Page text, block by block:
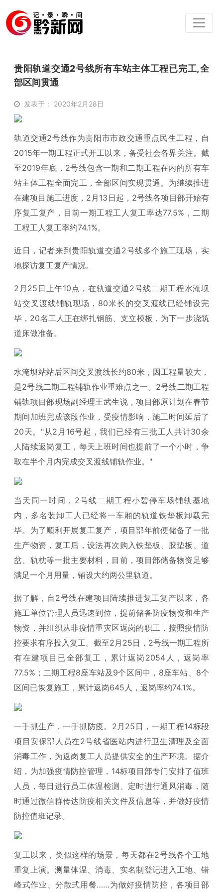
贵阳轨道交通2号线所有车站主体工程已完工,全
部区间贯通
发表于： 2020年2月28日
轨道交通2号线作为贵阳市市政交通重点民生工程，自
2015年一期工程正式开工以来，备受社会各界关注。截
至2019年底，2号线包含一期和二期工程在内的所有车
站主体工程全面完工，全部区间实现贯通。为继续推进
在建项目施工进度，2月13日起，2号线各项目部开始有
序复工复产，目前一期工程工人复工率达77.5%，二期
工程工人复工率约74.1%。
近日，记者来到贵阳轨道交通2号线多个施工现场，实
地探访复工复产情况。
2月25日上午10点，在轨道交通2号线二期工程水淹坝
站交叉渡线铺轨现场，80米长的交叉渡线已经铺设完
毕，20名工人正在绑扎钢筋、支立模板，为下一步浇筑
道床做准备。
水淹坝站站后区间交叉渡线长约80米，因工程量较大，
是2号线二期工程铺轨作业重难点之一。2号线二期工程
铺轨项目部现场副经理王武生说，项目部原计划在春节
期间加班完成该段作业，受疫情影响，施工时间延后了
20天。"从2月16号起，我们已经有三批工人共计30余
人陆续返岗复工，每天上班时间也提前了一个小时，争
取在半个月内完成交叉渡线铺轨作业。"
当天同一时间，2号线二期工程小碧停车场铺轨基地
内，多名装卸工人已经将一车厢的轨道铁垫板卸载完
毕。为了顺利开展复工复产，项目部年前便储备了一批
生产物资，复工后，设法再次购入铁垫板、胶垫板、道
岔、轨枕等一批主要材料，目前，项目部储备物资足够
满足一个月用量，铺设大约两公里轨道。
据了解，自2号线在建项目陆续推进复工复产以来，各
施工单位管理人员迅速到位，提前储备防疫物资和生产
物资，并组织从非疫情重灾区返岗的职工，按照疫情防
控要求有序投入复工。截至2月25日，2号线一期工程所
有在建项目已全部复工，累计返岗2054人，返岗率
77.5%；二期工程8座车站及9个区间中，8座车站、8个
区间已恢复施工，累计返岗645人，返岗率约74.1%。
一手抓生产，一手抓防疫。2月25日，一期工程14标段
项目安保部人员在2号线省医站内进行卫生清理及全面
消毒工作，为返岗复工人员提供安全的生产环境。据介
绍，为加强疫情防控管理，14标项目部专门安排了值班
人员，每日进行员工体温检测、定时进行通风消毒，随
时通过微信群传达防疫相关文件及信息等，并做好疫情
防控值班记录。
复工以来，类似这样的场景，每天都在2号线各个工地
重复上演。测量体温、消毒、实名制登记进入工地、错
峰式作业、分散式用餐……为做好疫情防控，各项目部